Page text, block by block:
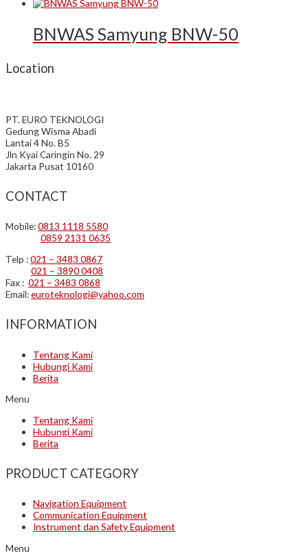
BNWAS Samyung BNW-50
Location
PT. EURO TEKNOLOGI
Gedung Wisma Abadi
Lantai 4 No. B5
Jln Kyai Caringin No. 29
Jakarta Pusat 10160
CONTACT
Mobile:0813 1118 5580
0859 2131 0635
Telp :021 – 3483 0867
021 – 3890 0408
Fax : 021 – 3483 0868
Email:euroteknologi@yahoo.com
INFORMATION
Tentang Kami
Hubungi Kami
Berita
Menu
Tentang Kami
Hubungi Kami
Berita
PRODUCT CATEGORY
Navigation Equipment
Communication Equipment
Instrument dan Safety Equipment
Menu